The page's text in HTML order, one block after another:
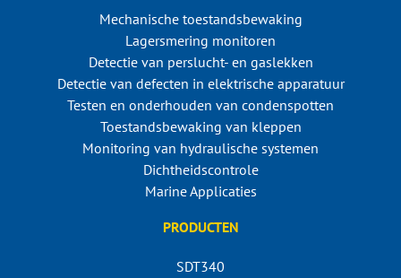
Mechanische toestandsbewaking
Lagersmering monitoren
Detectie van perslucht- en gaslekken
Detectie van defecten in elektrische apparatuur
Testen en onderhouden van condenspotten
Toestandsbewaking van kleppen
Monitoring van hydraulische systemen
Dichtheidscontrole
Marine Applicaties
PRODUCTEN
SDT340